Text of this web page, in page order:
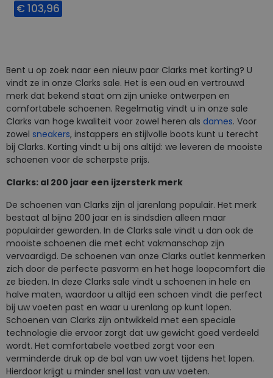
€ 103,96
Bent u op zoek naar een nieuw paar Clarks met korting? U
vindt ze in onze Clarks sale. Het is een oud en vertrouwd
merk dat bekend staat om zijn unieke ontwerpen en
comfortabele schoenen. Regelmatig vindt u in onze sale
Clarks van hoge kwaliteit voor zowel heren als dames. Voor
zowel sneakers, instappers en stijlvolle boots kunt u terecht
bij Clarks. Korting vindt u bij ons altijd: we leveren de mooiste
schoenen voor de scherpste prijs.
Clarks: al 200 jaar een ijzersterk merk
De schoenen van Clarks zijn al jarenlang populair. Het merk
bestaat al bijna 200 jaar en is sindsdien alleen maar
populairder geworden. In de Clarks sale vindt u dan ook de
mooiste schoenen die met echt vakmanschap zijn
vervaardigd. De schoenen van onze Clarks outlet kenmerken
zich door de perfecte pasvorm en het hoge loopcomfort die
ze bieden. In deze Clarks sale vindt u schoenen in hele en
halve maten, waardoor u altijd een schoen vindt die perfect
bij uw voeten past en waar u urenlang op kunt lopen.
Schoenen van Clarks zijn ontwikkeld met een speciale
technologie die ervoor zorgt dat uw gewicht goed verdeeld
wordt. Het comfortabele voetbed zorgt voor een
verminderde druk op de bal van uw voet tijdens het lopen.
Hierdoor krijgt u minder snel last van uw voeten.